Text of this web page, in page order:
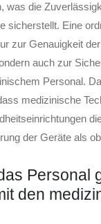
was die
sicherstellt. Eine
zur Genauigkeit
auch zur
Personal.
medizinische
der Geräte als
Personal
den